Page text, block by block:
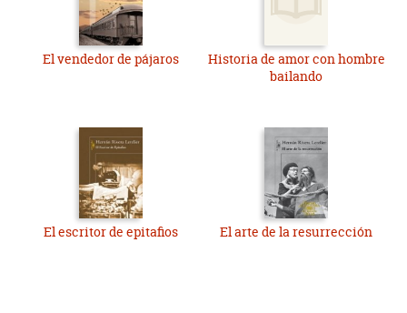
El vendedor de pájaros
Historia de amor con hombre
bailando
El escritor de epitafios El arte de la resurrección